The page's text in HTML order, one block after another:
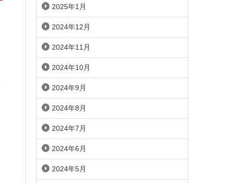
2025年1月
2024年12月
2024年11月
2024年10月
2024年9月
2024年8月
2024年7月
2024年6月
2024年5月